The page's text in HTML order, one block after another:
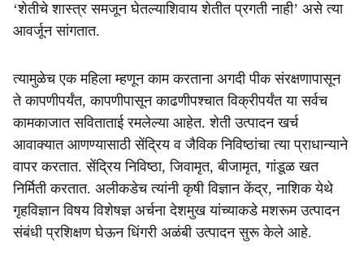
‘शेतीचे शास्त्र समजून घेतल्याशिवाय शेतीत प्रगती नाही’ असे त्या
आवर्जून सांगतात.
त्यामुळेच एक महिला म्हणून काम करताना अगदी पीक संरक्षणापासून
ते कापणीपर्यंत, कापणीपासून काढणीपश्‍चात विक्रीपर्यंत या सर्वच
कामकाजात सविताताई रमलेल्या आहेत. शेती उत्पादन खर्च
आवाक्यात आणण्यासाठी सेंद्रिय व जैविक निविष्ठांचा त्या प्राधान्याने
वापर करतात. सेंद्रिय निविष्ठा, जिवामृत, बीजामृत, गांडूळ खत
निर्मिती करतात. अलीकडेच त्यांनी कृषी विज्ञान केंद्र, नाशिक येथे
गृहविज्ञान विषय विशेषज्ञ अर्चना देशमुख यांच्याकडे मशरूम उत्पादन
संबंधी प्रशिक्षण घेऊन धिंगरी अळंबी उत्पादन सुरू केले आहे.